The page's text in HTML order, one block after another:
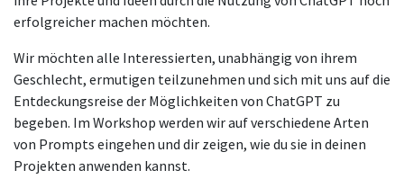
erfolgreicher machen möchten.
Wir möchten alle Interessierten, unabhängig von ihrem
Geschlecht, ermutigen teilzunehmen und sich mit uns auf die
Entdeckungsreise der Möglichkeiten von ChatGPT zu
begeben. Im Workshop werden wir auf verschiedene Arten
von Prompts eingehen und dir zeigen, wie du sie in deinen
Projekten anwenden kannst.